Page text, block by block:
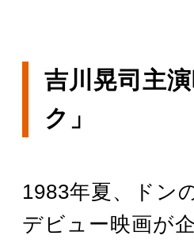
吉川晃司主
ク」
1983年夏、ドン
デビュー映画が